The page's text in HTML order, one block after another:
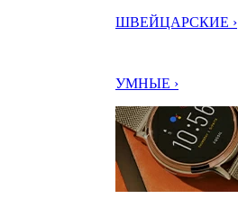
ШВЕЙЦАРСКИЕ ›
УМНЫЕ ›